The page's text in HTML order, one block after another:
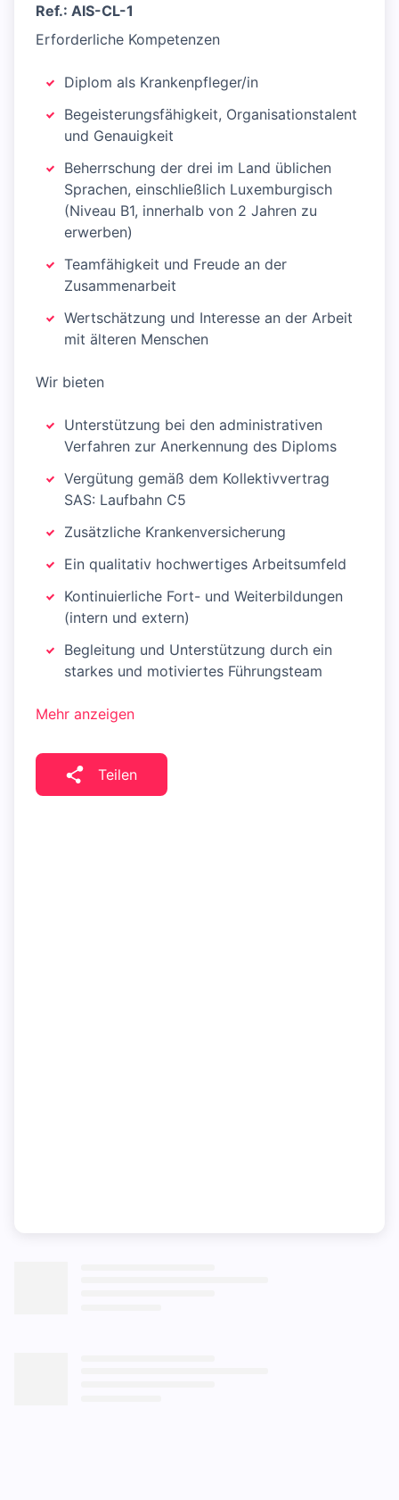
Ref.: AIS-CL-1
Erforderliche Kompetenzen
Diplom als Krankenpfleger/in
Begeisterungsfähigkeit, Organisationstalent
und Genauigkeit
Beherrschung der drei im Land üblichen
Sprachen, einschließlich Luxemburgisch
(Niveau B1, innerhalb von 2 Jahren zu
erwerben)
Teamfähigkeit und Freude an der
Zusammenarbeit
Wertschätzung und Interesse an der Arbeit
mit älteren Menschen
Wir bieten
Unterstützung bei den administrativen
Verfahren zur Anerkennung des Diploms
Vergütung gemäß dem Kollektivvertrag
SAS: Laufbahn C5
Zusätzliche Krankenversicherung
Ein qualitativ hochwertiges Arbeitsumfeld
Kontinuierliche Fort- und Weiterbildungen
(intern und extern)
Begleitung und Unterstützung durch ein
starkes und motiviertes Führungsteam
Mehr anzeigen
Teilen